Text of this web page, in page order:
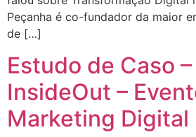
Peçanha é co-fundador da maior
de […]
Estudo de Caso
InsideOut –
Marketing Digital